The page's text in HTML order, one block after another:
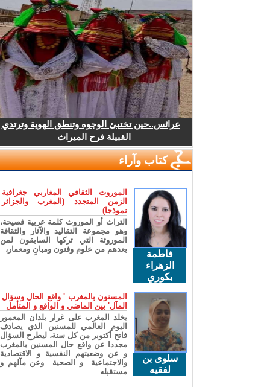
عرائس..حين تختبئ الوجوه وتنطق الهوية وترتدي
القبيلة فرح الميراث
كتاب وآراء
فاطمة
الزهراء
بكوري
الموروث الثقافي المغاربي جغرافية
الزمن المتجدد (المغرب والجزائر
نموذجا)
التراث أو الموروث كلمة عربية فصيحة،
وهو مجموعة التقاليد والآثار والثقافة
الموروثة التي تركها السابقون لمن
بعدهم من علوم وفنون ومبانٍ ومعمار،
سلوى بن
لفقيه
المسنون بالمغرب ' واقع الحال وسؤال
المآل' بين الماضي و الواقع و المتأمل
يخلد المغرب على غرار بلدان المعمور
اليوم العالمي للمسنين الذي يصادف
فاتح أكتوبر من كل سنة، ليطرح السؤال
مجددا عن واقع حال المسنين بالمغرب
و عن وضعيتهم النفسية و الاقتصادية
والاجتماعية و الصحية وعن مآلهم و
مستقبله